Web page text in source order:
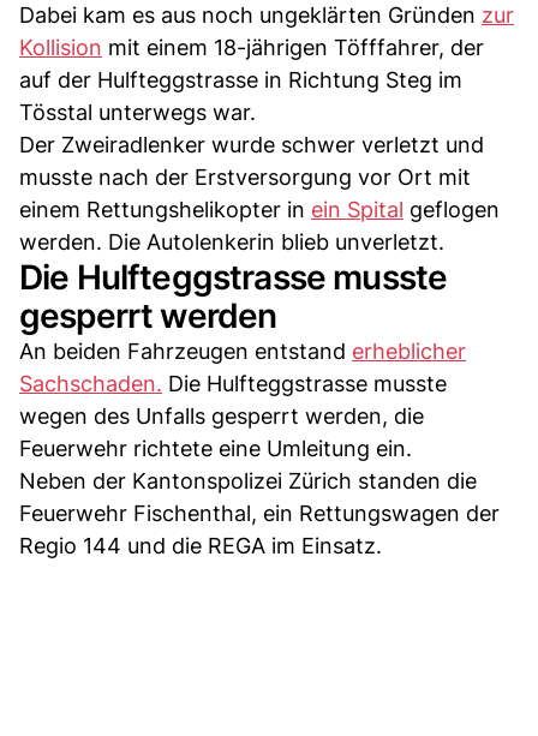
Dabei kam es aus noch ungeklärten Gründen zur
Kollision mit einem 18-jährigen Töfffahrer, der
auf der Hulfteggstrasse in Richtung Steg im
Tösstal unterwegs war.
Der Zweiradlenker wurde schwer verletzt und
musste nach der Erstversorgung vor Ort mit
einem Rettungshelikopter in ein Spital geflogen
werden. Die Autolenkerin blieb unverletzt.
Die Hulfteggstrasse musste
gesperrt werden
An beiden Fahrzeugen entstand erheblicher
Sachschaden. Die Hulfteggstrasse musste
wegen des Unfalls gesperrt werden, die
Feuerwehr richtete eine Umleitung ein.
Neben der Kantonspolizei Zürich standen die
Feuerwehr Fischenthal, ein Rettungswagen der
Regio 144 und die REGA im Einsatz.